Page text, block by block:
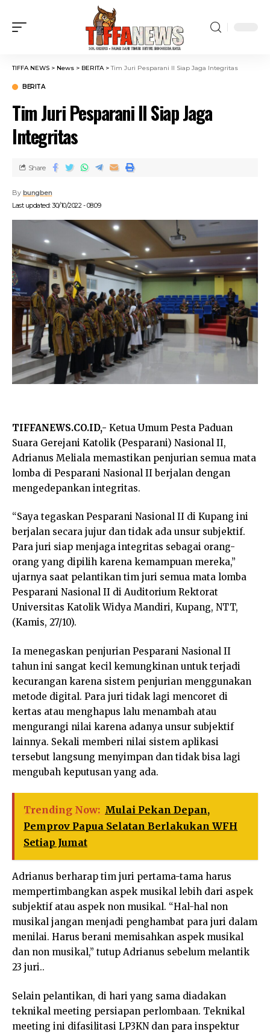
TIFFA NEWS > News > BERITA>Tim Juri Pesparani II Siap Jaga Integritas
BERITA
Tim Juri Pesparani II Siap Jaga
Integritas
Last updated: 30/10/2022 - 08:09
By bungben
Share
TIFFANEWS.CO.ID,- Ketua Umum Pesta Paduan
Suara Gerejani Katolik (Pesparani) Nasional II,
Adrianus Meliala memastikan penjurian semua mata
lomba di Pesparani Nasional II berjalan dengan
mengedepankan integritas.
“Saya tegaskan Pesparani Nasional II di Kupang ini
berjalan secara jujur dan tidak ada unsur subjektif.
Para juri siap menjaga integritas sebagai orang-
orang yang dipilih karena kemampuan mereka,”
ujarnya saat pelantikan tim juri semua mata lomba
Pesparani Nasional II di Auditorium Rektorat
Universitas Katolik Widya Mandiri, Kupang, NTT,
(Kamis, 27/10).
Ia menegaskan penjurian Pesparani Nasional II
tahun ini sangat kecil kemungkinan untuk terjadi
kecurangan karena sistem penjurian menggunakan
metode digital. Para juri tidak lagi mencoret di
kertas atau menghapus lalu menambah atau
mengurangi nilai karena adanya unsur subjektif
lainnya. Sekali memberi nilai sistem aplikasi
tersebut langsung menyimpan dan tidak bisa lagi
mengubah keputusan yang ada.
Trending Now: Mulai Pekan Depan,
Pemprov Papua Selatan Berlakukan WFH
Setiap Jumat
Adrianus berharap tim juri pertama-tama harus
mempertimbangkan aspek musikal lebih dari aspek
subjektif atau aspek non musikal. “Hal-hal non
musikal jangan menjadi penghambat para juri dalam
menilai. Harus berani memisahkan aspek musikal
dan non musikal,” tutup Adrianus sebelum melantik
23 juri..
Selain pelantikan, di hari yang sama diadakan
teknikal meeting persiapan perlombaan. Teknikal
meeting ini difasilitasi LP3KN dan para inspektur